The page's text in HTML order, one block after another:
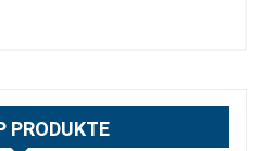
PRODUKTE